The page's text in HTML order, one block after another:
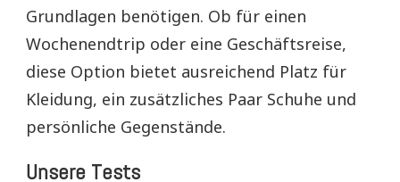
Grundlagen benötigen. Ob für einen
Wochenendtrip oder eine Geschäftsreise,
diese Option bietet ausreichend Platz für
Kleidung, ein zusätzliches Paar Schuhe und
persönliche Gegenstände.
Unsere Tests